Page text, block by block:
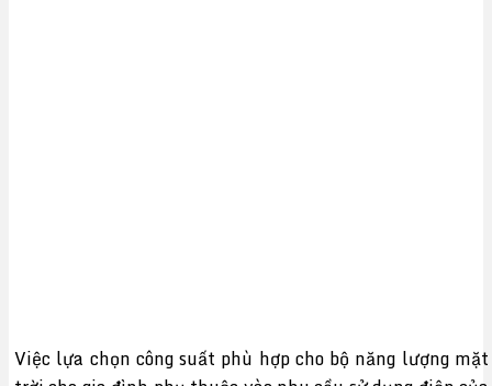
Việc lựa chọn công suất phù hợp cho bộ năng lượng mặt